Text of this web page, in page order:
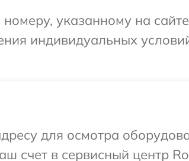
указанному на
индивидуальных
для осмотра
счет в сервисный центр